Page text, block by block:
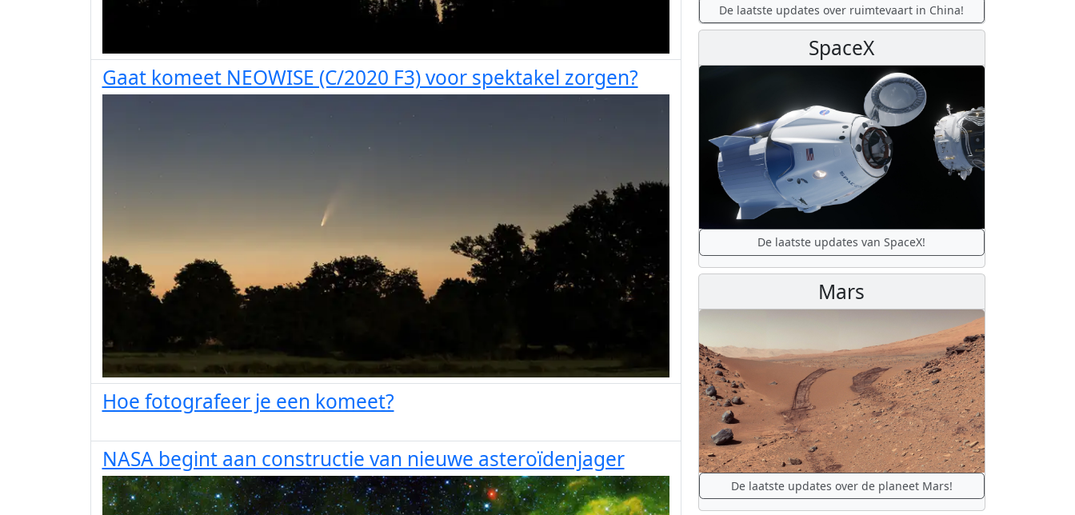
Gaat komeet NEOWISE (C/2020 F3) voor spektakel zorgen?
Hoe fotografeer je een komeet?
NASA begint aan constructie van nieuwe asteroïdenjager
De laatste updates over ruimtevaart in China!
SpaceX
De laatste updates van SpaceX!
Mars
De laatste updates over de planeet Mars!